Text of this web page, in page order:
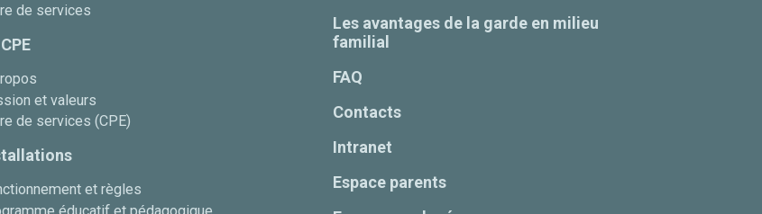
de services
et valeurs
de services (CPE)
et règles
Les avantages de la garde en milieu
familial
FAQ
Contacts
Intranet
Espace parents